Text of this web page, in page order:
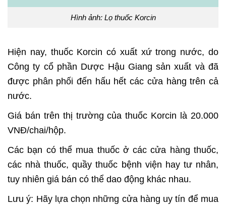
Hình ảnh: Lọ thuốc Korcin
Hiện nay, thuốc Korcin có xuất xứ trong nước, do
Công ty cổ phần Dược Hậu Giang sản xuất và đã
được phân phối đến hấu hết các cửa hàng trên cả
nước.
Giá bán trên thị trường của thuốc Korcin là 20.000
VNĐ/chai/hộp.
Các bạn có thể mua thuốc ở các cửa hàng thuốc,
các nhà thuốc, quầy thuốc bệnh viện hay tư nhân,
tuy nhiên giá bán có thể dao động khác nhau.
Lưu ý: Hãy lựa chọn những cửa hàng uy tín để mua